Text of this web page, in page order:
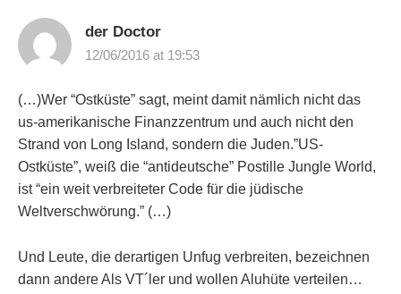
der Doctor
12/06/2016 at 19:53
(…)Wer “Ostküste” sagt, meint damit nämlich nicht das
us-amerikanische Finanzzentrum und auch nicht den
Strand von Long Island, sondern die Juden.”US-
Ostküste”, weiß die “antideutsche” Postille Jungle World,
ist “ein weit verbreiteter Code für die jüdische
Weltverschwörung.” (…)
Und Leute, die derartigen Unfug verbreiten, bezeichnen
dann andere Als VT´ler und wollen Aluhüte verteilen…